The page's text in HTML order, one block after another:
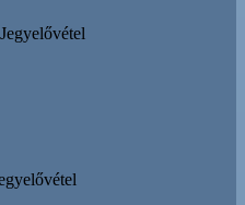
Jegyelővétel